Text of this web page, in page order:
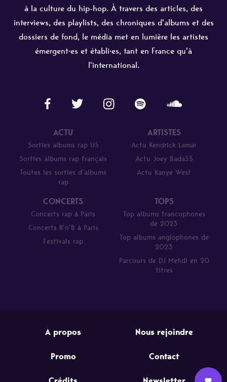
à la culture du hip-hop. À travers des articles, des
interviews, des playlists, des chroniques d'albums et des
dossiers de fond, le média met en lumière les artistes
émergent·es et établi·es, tant en France qu'à
l'international.
ACTU
Sorties albums rap US
Sorties albums rap français
Toutes les sorties d’albums
rap
ARTISTES
Actu Kendrick Lamar
Actu Joey Bada$$
Actu Kanye West
CONCERTS
Concerts rap à Paris
Concerts R’n’B à Paris
Festivals rap
TOPS
Top albums francophones
de 2023
Top albums anglophones de
2023
Parcours de DJ Mehdi en 20
titres
A propos Nous rejoindre
Promo Contact